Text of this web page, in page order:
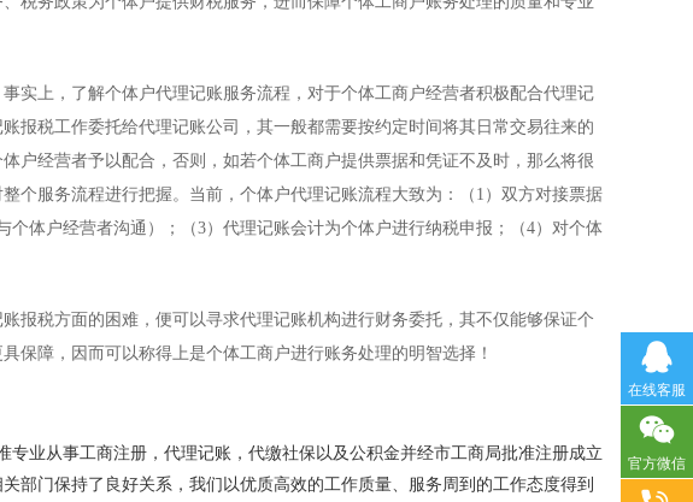
上，了解个体户代理记账服务流程，对于个体工商户经营者积极配合代理记
报税工作委托给代理记账公司，其一般都需要按约定时间将其日常交易往来的
户经营者予以配合，否则，如若个体工商户提供票据和凭证不及时，那么将很
个服务流程进行把握。当前，个体户代理记账流程大致为：（1）双方对接票据
体户经营者沟通）；（3）代理记账会计为个体户进行纳税申报；（4）对个体
税方面的困难，便可以寻求代理记账机构进行财务委托，其不仅能够保证个
保障，因而可以称得上是个体工商户进行账务处理的明智选择！
专业从事工商注册，代理记账，代缴社保以及公积金并经市工商局批准注册成立
部门保持了良好关系，我们以优质高效的工作质量、服务周到的工作态度得到
在线客服
官方微信